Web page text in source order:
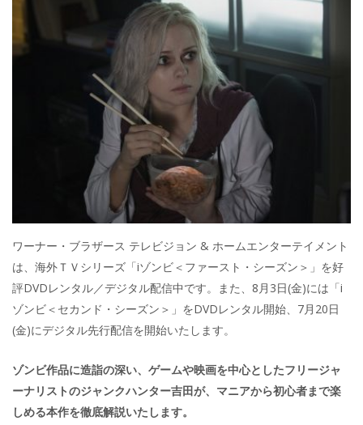
ワーナー・ブラザース テレビジョン & ホームエンターテイメント
は、海外ＴＶシリーズ「iゾンビ＜ファースト・シーズン＞」を好
評DVDレンタル／デジタル配信中です。また、8月3日(金)には「i
ゾンビ＜セカンド・シーズン＞」をDVDレンタル開始、7月20日
(金)にデジタル先行配信を開始いたします。
ゾンビ作品に造詣の深い、ゲームや映画を中心としたフリージャ
ーナリストのジャンクハンター吉田が、マニアから初心者まで楽
しめる本作を徹底解説いたします。